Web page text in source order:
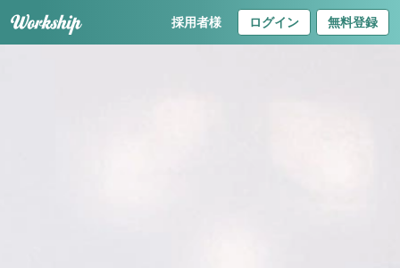
採用者様 ログイン 無料登録